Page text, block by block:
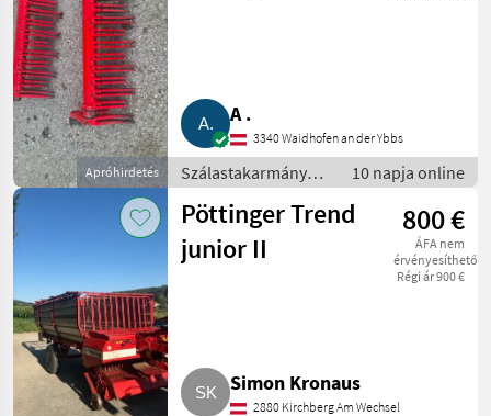
Apróhirdetés
A .
3340 Waidhofen an der Ybbs
Szálastakarmány
betakarítók /
Rendfelszedő
pótkocsi
10 napja online
Pöttinger Trend
junior II
800 €
ÁFA nem
érvényesíthető
Régi ár 900 €
Simon Kronaus
2880 Kirchberg Am Wechsel